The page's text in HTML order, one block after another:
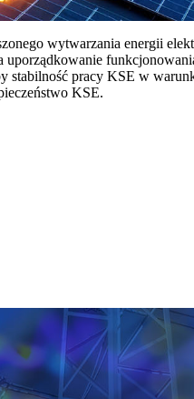
wytwarzania energii
stabilność pracy KSE w
KSE.